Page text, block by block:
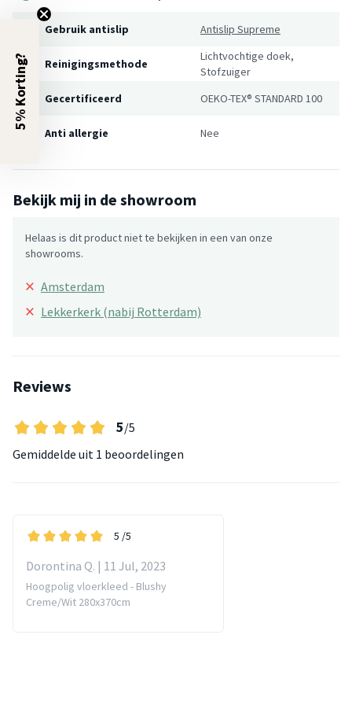
Gebruik antislip Antislip Supreme
Reinigingsmethode
Lichtvochtige doek,
Stofzuiger
Gecertificeerd
OEKO-TEX® STANDARD 100
Anti allergie Nee
Bekijk mij in de showroom
Helaas is dit product niet te bekijken in een van onze
showrooms.
× Amsterdam
× Lekkerkerk (nabij Rotterdam)
Reviews
5/5
Gemiddelde uit 1 beoordelingen
5 /5
Dorontina Q. | 11 Jul, 2023
Hoogpolig vloerkleed - Blushy
Creme/Wit 280x370cm
5% Korting?